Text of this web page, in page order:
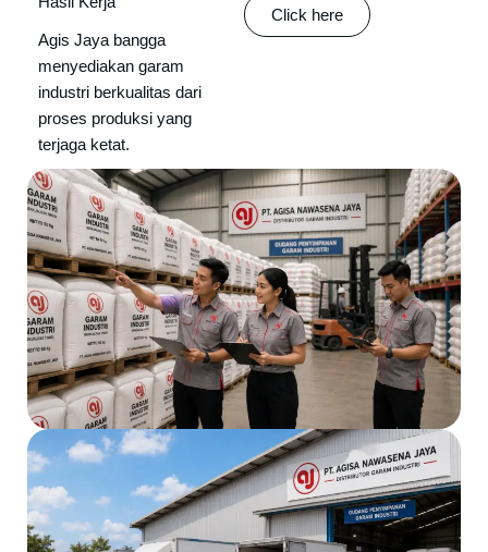
Agis Jaya bangga
menyediakan garam
industri berkualitas dari
proses produksi yang
terjaga ketat.
Click here